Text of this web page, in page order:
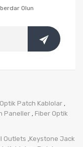
Olun
Patch Kablolar ,
Paneller , Fiber Optik
Outlets ,Keystone Jack